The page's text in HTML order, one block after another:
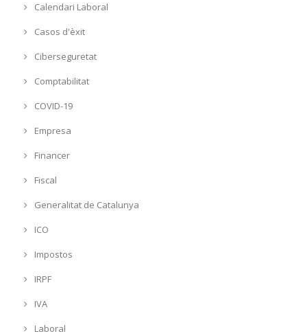
Calendari Laboral
Casos d'èxit
Ciberseguretat
Comptabilitat
COVID-19
Empresa
Financer
Fiscal
Generalitat de Catalunya
ICO
Impostos
IRPF
IVA
Laboral